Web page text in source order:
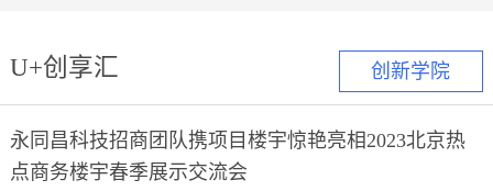
合作
创新
创新学院
U+创享汇
永同昌科技招商团队携项目楼宇惊艳亮相2023北京热
点商务楼宇春季展示交流会